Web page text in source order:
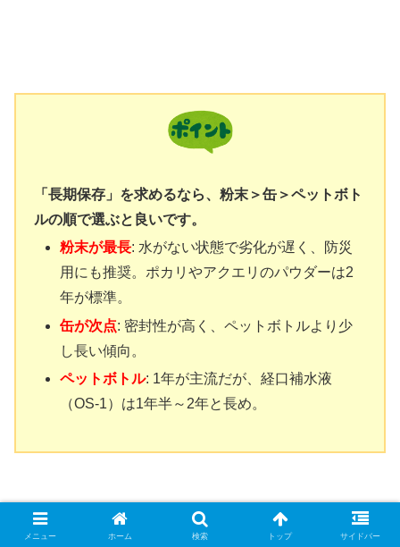
「長期保存」を求めるなら、粉末＞缶＞ペットボト
ルの順で選ぶと良いです。
粉末が最長: 水がない状態で劣化が遅く、防災
用にも推奨。ポカリやアクエリのパウダーは2
年が標準。
缶が次点: 密封性が高く、ペットボトルより少
し長い傾向。
ペットボトル: 1年が主流だが、経口補水液
（OS-1）は1年半～2年と長め。
メニュー ホーム 検索 トップ サイドバー